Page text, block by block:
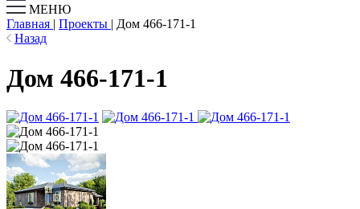
МЕНЮ
Главная | Проекты | Дом 466-171-1
Назад
Дом 466-171-1